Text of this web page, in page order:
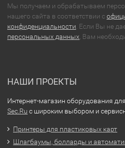
Мы получаем и обрабатываем
нашего сайта в соответствии с
конфиденциальности . Если Вы не
персональных данных , Вам
НАШИ ПРОЕКТЫ
Интернет-магазин оборудования
Sec.Ru с широким выбором и
Принтеры для пластиковых карт
Шлагбаумы, болларды и